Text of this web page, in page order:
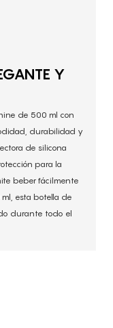
Y
de 500 ml con
durabilidad y
de silicona
para la
beber fácilmente
esta botella de
durante todo el